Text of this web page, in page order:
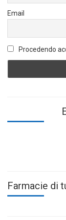
Email
Procedendo
Farmacie di